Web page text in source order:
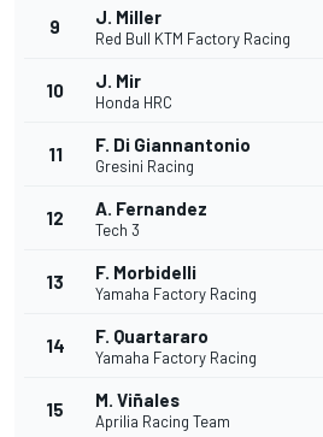
9 J. Miller
Red Bull KTM Factory Racing
10 J. Mir
Honda HRC
11 F. Di Giannantonio
Gresini Racing
12 A. Fernandez
Tech 3
13 F. Morbidelli
Yamaha Factory Racing
14 F. Quartararo
Yamaha Factory Racing
15 M. Viñales
Aprilia Racing Team